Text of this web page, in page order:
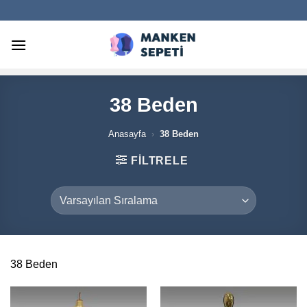
38 Beden
Anasayfa › 38 Beden
FILTRELE
38 Beden